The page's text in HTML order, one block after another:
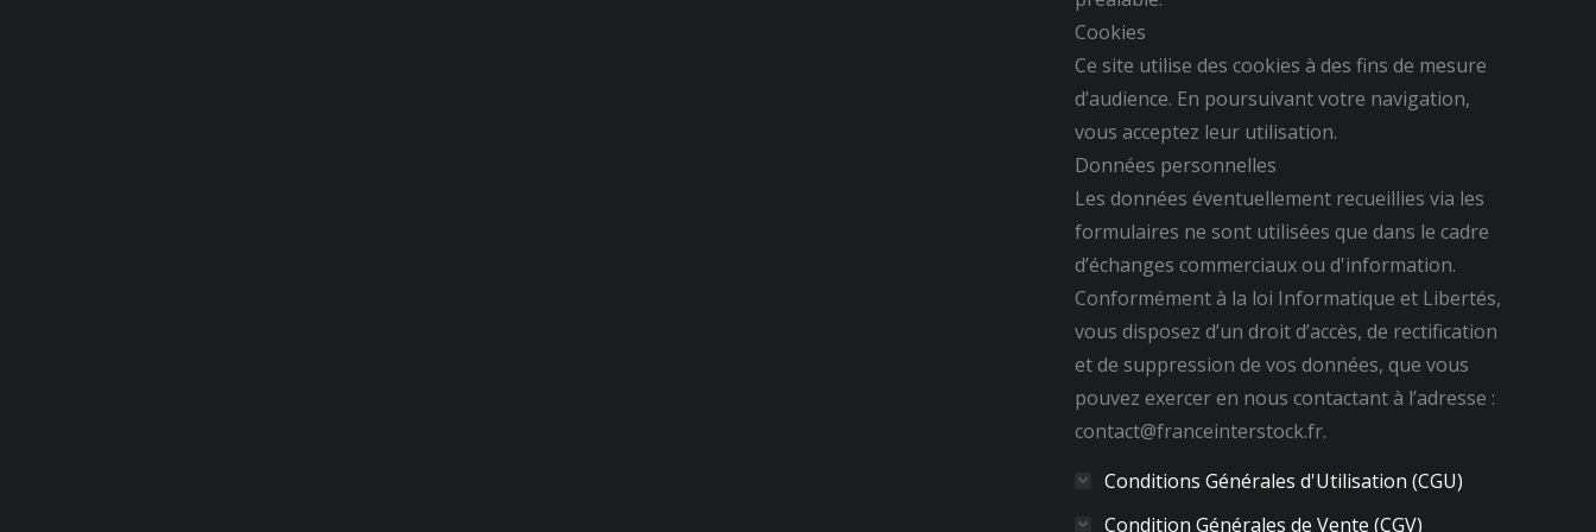
Cookies
Ce site utilise des cookies à des fins de mesure
d’audience. En poursuivant votre navigation,
vous acceptez leur utilisation.
Données personnelles
Les données éventuellement recueillies via les
formulaires ne sont utilisées que dans le cadre
d’échanges commerciaux ou d'information.
Conformément à la loi Informatique et Libertés,
vous disposez d’un droit d’accès, de rectification
et de suppression de vos données, que vous
pouvez exercer en nous contactant à l’adresse :
contact@franceinterstock.fr.
Conditions Générales d'Utilisation (CGU)
Condition Générales de Vente (CGV)